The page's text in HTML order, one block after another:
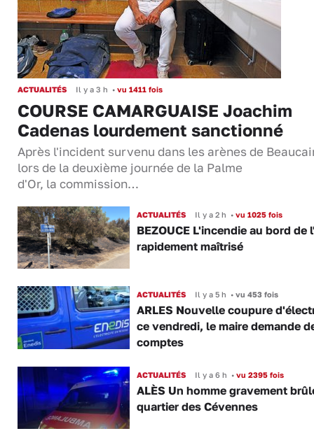
ACTUALITÉS Il y a 3 h • vu 1411 fois
COURSE CAMARGUAISE Joachim
Cadenas lourdement sanctionné
Après l'incident survenu dans les arènes de
lors de la deuxième journée de la Palme
d'Or, la commission…
ACTUALITÉS Il y a 2 h •vu 1025 fois
BEZOUCE L'incendie au bord de
rapidement maîtrisé
ACTUALITÉS Il y a 5 h •vu 453 fois
ARLES Nouvelle coupure
ce vendredi, le maire demande
comptes
ACTUALITÉS Il y a 6 h •vu 2395 fois
ALÈS Un homme gravement
quartier des Cévennes